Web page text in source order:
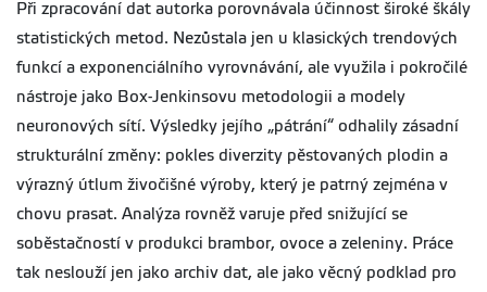
Při zpracování dat autorka porovnávala účinnost široké škály
statistických metod. Nezůstala jen u klasických trendových
funkcí a exponenciálního vyrovnávání, ale využila i pokročilé
nástroje jako Box-Jenkinsovu metodologii a modely
neuronových sítí. Výsledky jejího „pátrání“ odhalily zásadní
strukturální změny: pokles diverzity pěstovaných plodin a
výrazný útlum živočišné výroby, který je patrný zejména v
chovu prasat. Analýza rovněž varuje před snižující se
soběstačností v produkci brambor, ovoce a zeleniny. Práce
tak neslouží jen jako archiv dat, ale jako věcný podklad pro